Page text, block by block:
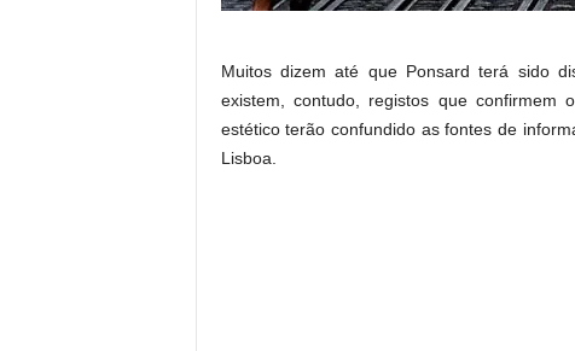
Muitos dizem até que Ponsard terá sido
existem, contudo, registos que
estético terão confundido as fontes de
Lisboa.